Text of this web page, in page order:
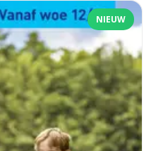
NIEUW